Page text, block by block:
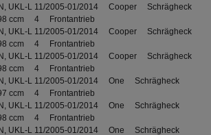
UKL-L 11/2005-01/2014 Cooper Schrägheck
ccm 4 Frontantrieb
UKL-L 11/2005-01/2014 Cooper Schrägheck
ccm 4 Frontantrieb
UKL-L 11/2005-01/2014 Cooper Schrägheck
ccm 4 Frontantrieb
UKL-L 11/2005-01/2014 One Schrägheck
ccm 4 Frontantrieb
UKL-L 11/2005-01/2014 One Schrägheck
ccm 4 Frontantrieb
UKL-L 11/2005-01/2014 One Schrägheck